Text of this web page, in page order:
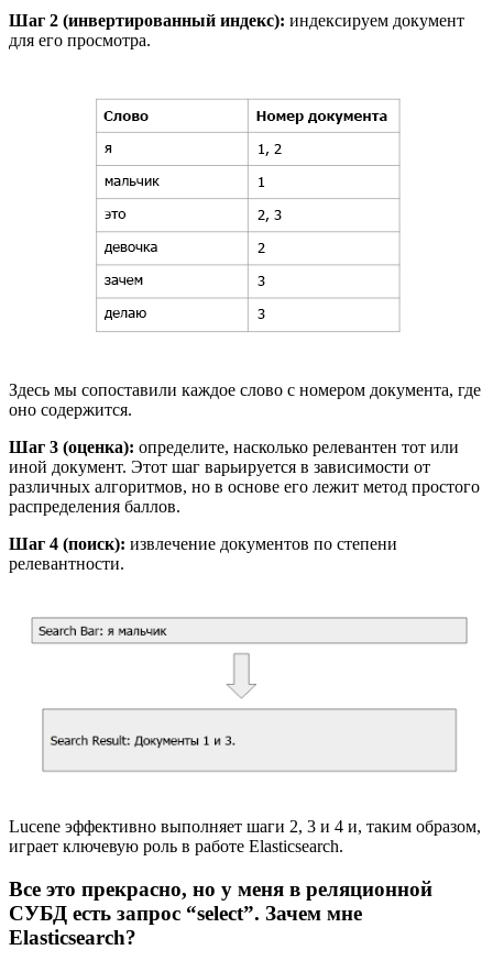
Шаг 2 (инвертированный индекс): индексируем документ
для его просмотра.
Здесь мы сопоставили каждое слово с номером документа, где
оно содержится.
Шаг 3 (оценка): определите, насколько релевантен тот или
иной документ. Этот шаг варьируется в зависимости от
различных алгоритмов, но в основе его лежит метод простого
распределения баллов.
Шаг 4 (поиск): извлечение документов по степени
релевантности.
Lucene эффективно выполняет шаги 2, 3 и 4 и, таким образом,
играет ключевую роль в работе Elasticsearch.
Все это прекрасно, но у меня в реляционной
СУБД есть запрос “select”. Зачем мне
Elasticsearch?